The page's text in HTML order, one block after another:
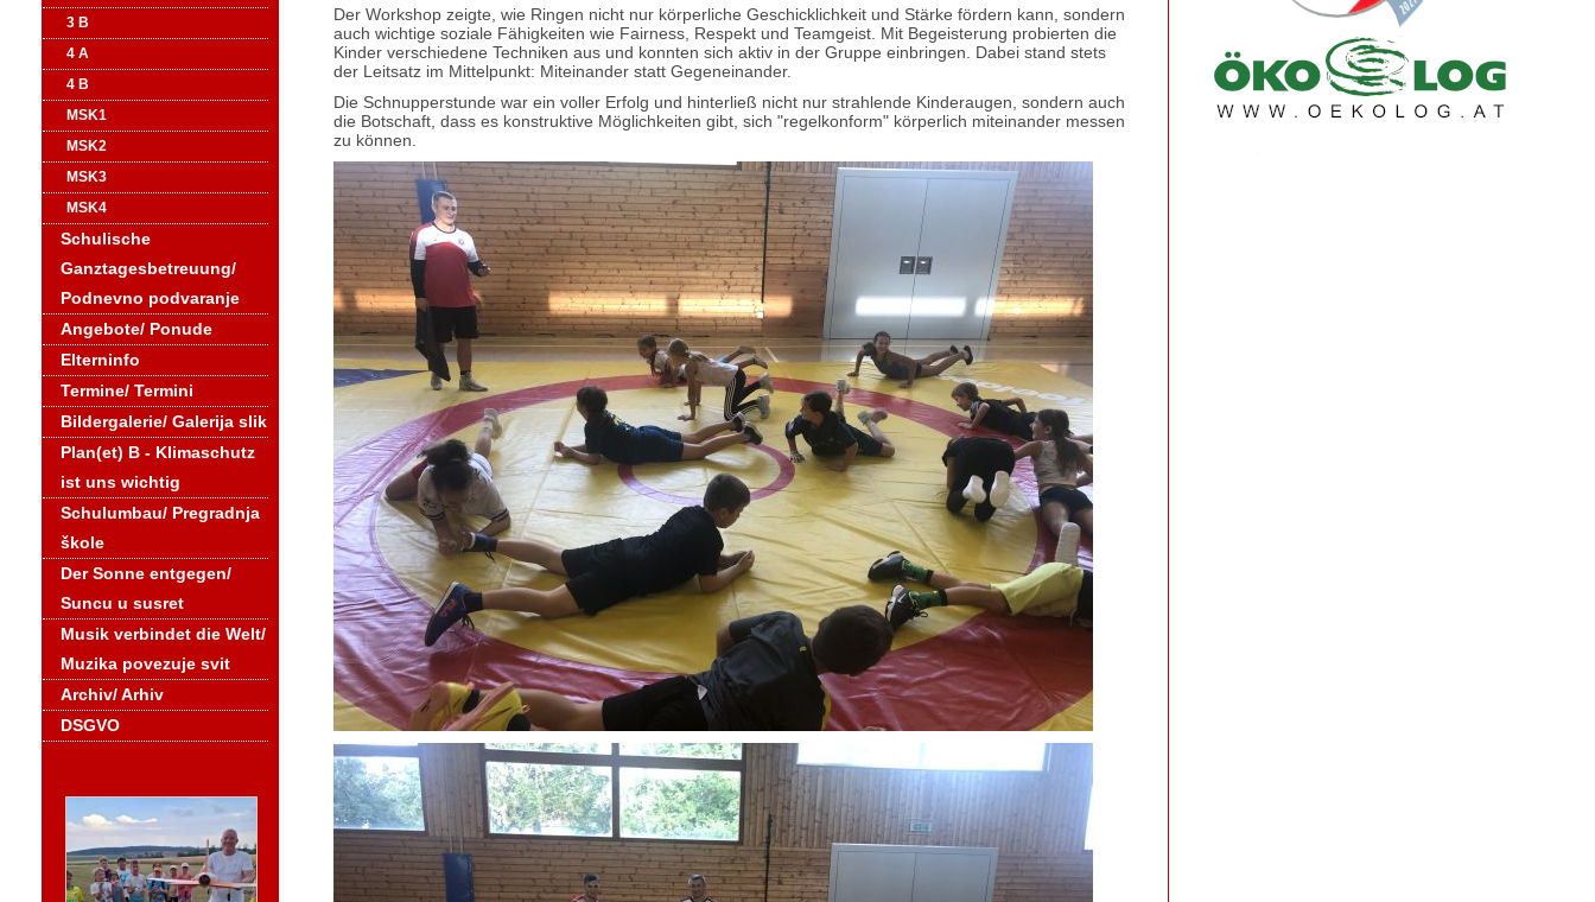
3 B
4 A
4 B
MSK1
MSK2
MSK3
MSK4
Schulische
Ganztagesbetreuung/
Podnevno podvaranje
Angebote/ Ponude
Elterninfo
Termine/ Termini
Bildergalerie/ Galerija slik
Plan(et) B - Klimaschutz
ist uns wichtig
Schulumbau/ Pregradnja
škole
Der Sonne entgegen/
Suncu u susret
Musik verbindet die Welt/
Muzika povezuje svit
Archiv/ Arhiv
DSGVO
Der Workshop zeigte, wie Ringen nicht nur körperliche Geschicklichkeit und Stärke fördern kann, sondern
auch wichtige soziale Fähigkeiten wie Fairness, Respekt und Teamgeist. Mit Begeisterung probierten die
Kinder verschiedene Techniken aus und konnten sich aktiv in der Gruppe einbringen. Dabei stand stets
der Leitsatz im Mittelpunkt: Miteinander statt Gegeneinander.
Die Schnupperstunde war ein voller Erfolg und hinterließ nicht nur strahlende Kinderaugen, sondern auch
die Botschaft, dass es konstruktive Möglichkeiten gibt, sich "regelkonform" körperlich miteinander messen
zu können.